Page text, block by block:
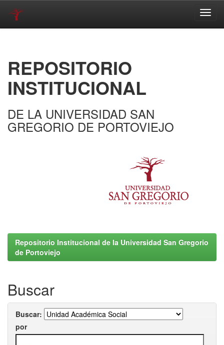
REPOSITORIO
INSTITUCIONAL
DE LA UNIVERSIDAD SAN
GREGORIO DE PORTOVIEJO
Repositorio Institucional de la Universidad San Gregorio
de Portoviejo
Buscar
Buscar:
por